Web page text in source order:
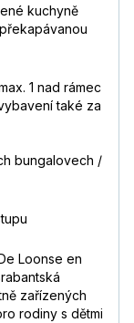
kuchyně
1 nad rámec
také za
bungalovech /
Loonse en
zařízených
rodiny s dětmi